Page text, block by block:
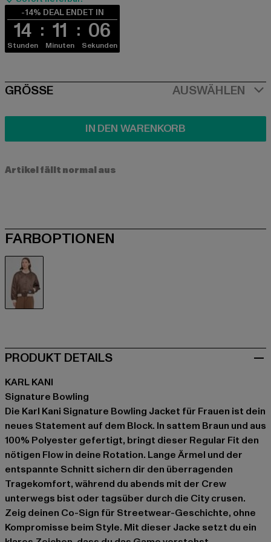
-14% DEAL ENDET IN
14
Stunden
11
Minuten
06
Sekunden
SIZE
GRÖSSE AUSWÄHLEN
IN DEN WARENKORB
Artikel fällt normal aus
FARBOPTIONEN
PRODUKT DETAILS
KARL KANI
Signature Bowling
Die Karl Kani Signature Bowling Jacket für Frauen ist dein
neues Statement auf dem Block. In sattem Braun und aus
100% Polyester gefertigt, bringt dieser Regular Fit den
nötigen Flow in deine Rotation. Lange Ärmel und der
entspannte Schnitt sichern dir den überragenden
Tragekomfort, während du abends mit der Crew
unterwegs bist oder tagsüber durch die City crusen.
Zeig deinen Co-Sign für Streetwear-Geschichte, ohne
Kompromisse beim Style. Mit dieser Jacke setzt du ein